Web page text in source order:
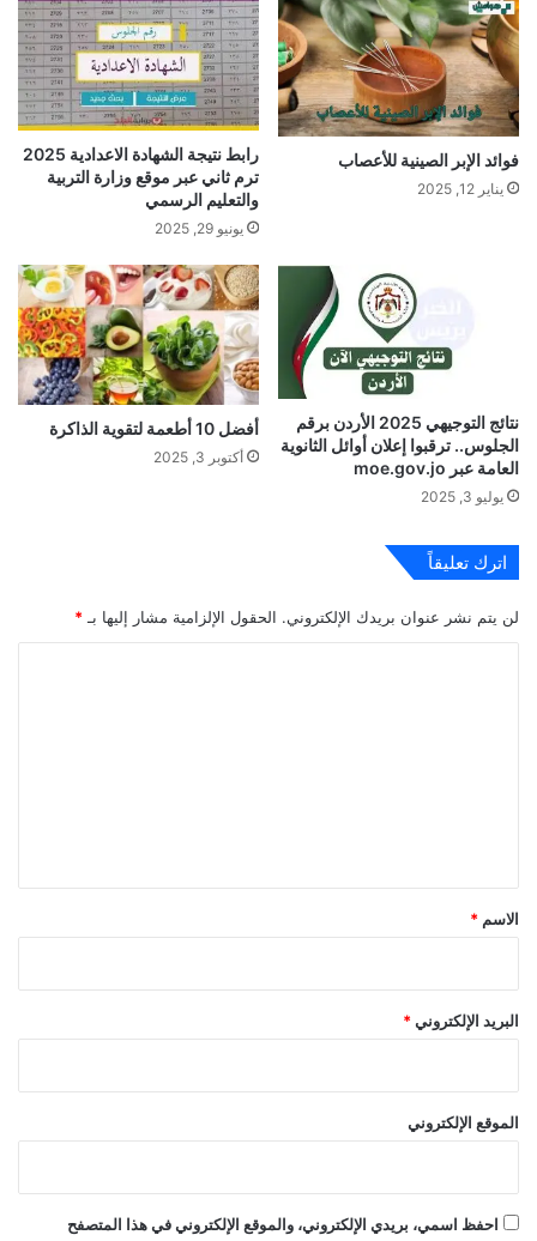
فوائد الإبر الصينية للأعصاب
يناير 12, 2025
رابط نتيجة الشهادة الاعدادية 2025
ترم ثاني عبر موقع وزارة التربية
والتعليم الرسمي
يونيو 29, 2025
نتائج التوجيهي 2025 الأردن برقم
الجلوس.. ترقبوا إعلان أوائل الثانوية
العامة عبر moe.gov.jo
يوليو 3, 2025
أفضل 10 أطعمة لتقوية الذاكرة
أكتوبر 3, 2025
اترك تعليقاً
لن يتم نشر عنوان بريدك الإلكتروني. الحقول الإلزامية مشار إليها بـ *
*
الاسم *
البريد الإلكتروني *
الموقع الإلكتروني
احفظ اسمي، بريدي الإلكتروني، والموقع الإلكتروني في هذا المتصفح